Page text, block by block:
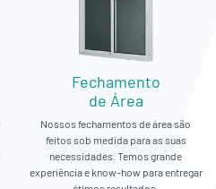
Fechamento
de Área
Nossos fechamentos de área são
feitos sob medida para as suas
necessidades. Temos grande
experiência e know-how para entregar